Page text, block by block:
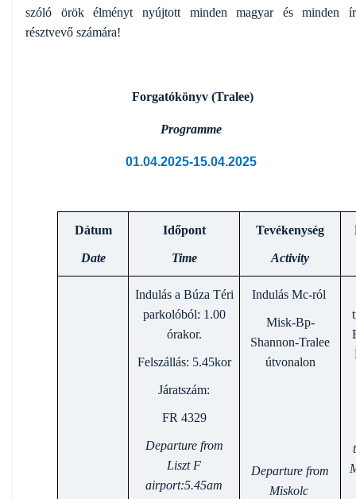
szóló örök élményt nyújtott minden magyar és minden ír
résztvevő számára!
Forgatókönyv (Tralee)
Programme
01.04.2025-15.04.2025
Dátum
Date
Időpont
Time
Tevékenység
Activity
Indulás a Búza Téri
parkolóból: 1.00
órakor.
Felszállás: 5.45kor
Járatszám:
FR 4329
Departure from
Liszt F
airport:5.45am
Indulás Mc-ról
Misk-Bp-
Shannon-Tralee
útvonalon
Departure from
Miskolc